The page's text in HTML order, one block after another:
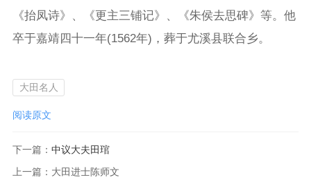
《抬凤诗》、《更主三铺记》、《朱侯去思碑》等。他
卒于嘉靖四十一年(1562年)，葬于尤溪县联合乡。
大田名人
阅读原文
下一篇：中议大夫田琯
上一篇： 大田进士陈师文